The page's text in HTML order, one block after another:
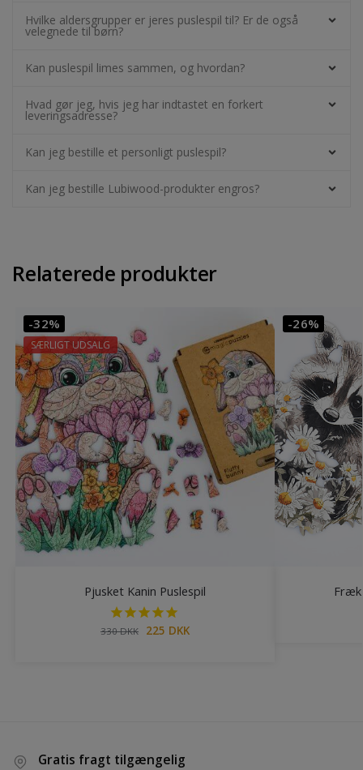
Hvilke aldersgrupper er jeres puslespil til? Er de også
velegnede til børn?
Kan puslespil limes sammen, og hvordan?
Hvad gør jeg, hvis jeg har indtastet en forkert
leveringsadresse?
Kan jeg bestille et personligt puslespil?
Kan jeg bestille Lubiwood-produkter engros?
Relaterede produkter
-32%
SÆRLIGT UDSALG
Pjusket Kanin Puslespil
330DKK 225 DKK
-26%
Fræk
Gratis fragt tilgængelig